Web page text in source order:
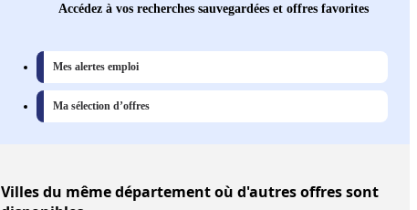
Accédez à vos recherches sauvegardées et offres favorites
Mes alertes emploi
Ma sélection d’offres
Villesdu même département où d'autres offres sont